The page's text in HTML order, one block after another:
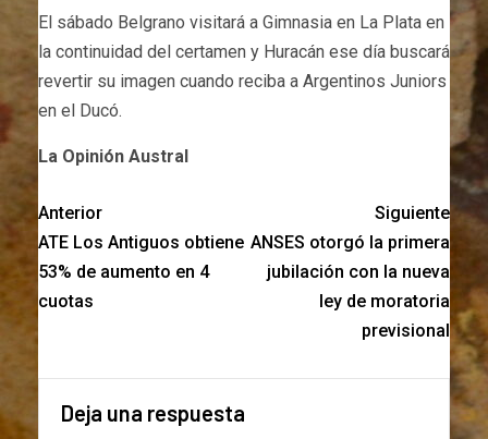
El sábado Belgrano visitará a Gimnasia en La Plata en
la continuidad del certamen y Huracán ese día buscará
revertir su imagen cuando reciba a Argentinos Juniors
en el Ducó.
La Opinión Austral
Anterior
ATE Los Antiguos obtiene
53% de aumento en 4
cuotas
Siguiente
ANSES otorgó la primera
jubilación con la nueva
ley de moratoria
previsional
Deja una respuesta